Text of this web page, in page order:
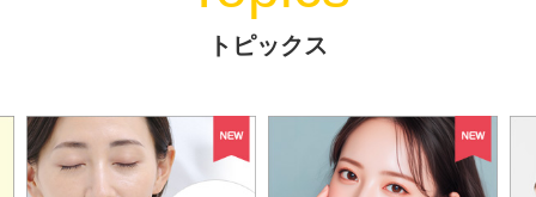
トピックス